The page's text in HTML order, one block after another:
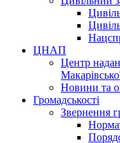
ЦНАП
Центр
Новини та
Громадськості
Звернення